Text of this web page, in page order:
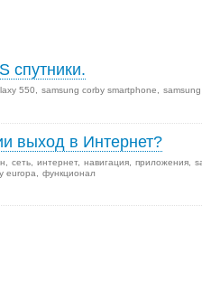
спутники.
550 samsung corby smartphone
выход в Интернет?
сеть интернет навигация приложения
europa функционал